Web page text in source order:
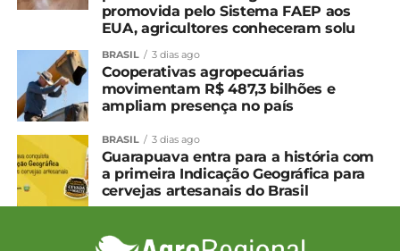
promovida pelo Sistema FAEP aos
EUA, agricultores conheceram solu
BRASIL 3 dias ago
Cooperativas agropecuárias
movimentam R$ 487,3 bilhões e
ampliam presença no país
BRASIL 3 dias ago
Guarapuava entra para a história com
a primeira Indicação Geográfica para
cervejas artesanais do Brasil